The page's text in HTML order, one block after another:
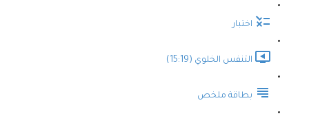
اختبار
التنفس الخلوي (15:19)
بطاقة ملخص